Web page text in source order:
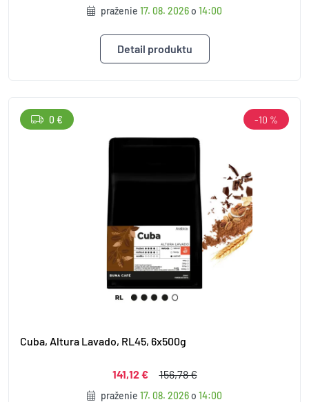
praženie 17. 08. 2026o 14:00
Detail produktu
Cuba, Altura Lavado, RL45, 6x500g
141,12 € 156,78 €
praženie 17. 08. 2026o 14:00
0 € -10 %